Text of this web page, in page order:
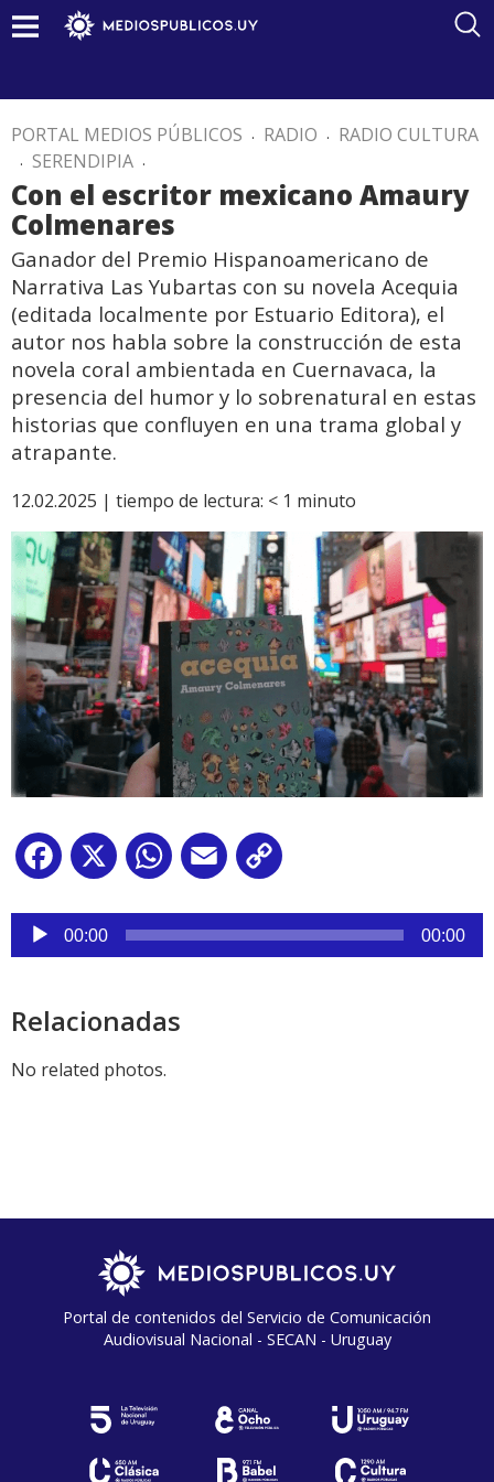
PORTAL MEDIOS PÚBLICOS . RADIO . RADIO CULTURA
. SERENDIPIA .
Con el escritor mexicano Amaury
Colmenares
Ganador del Premio Hispanoamericano de
Narrativa Las Yubartas con su novela Acequia
(editada localmente por Estuario Editora), el
autor nos habla sobre la construcción de esta
novela coral ambientada en Cuernavaca, la
presencia del humor y lo sobrenatural en estas
historias que confluyen en una trama global y
atrapante.
12.02.2025 | tiempo de lectura: < 1 minuto
Facebook
X WhatsApp
Email
Reproductor
audio
00:00 00:00
Relacionadas
No related photos.
Portal de contenidos del Servicio de Comunicación
Audiovisual Nacional - SECAN - Uruguay